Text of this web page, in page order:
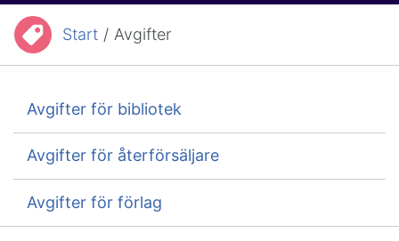
Du är här:Start / Avgifter
Avgifter för bibliotek
Avgifter för återförsäljare
Avgifter för förlag